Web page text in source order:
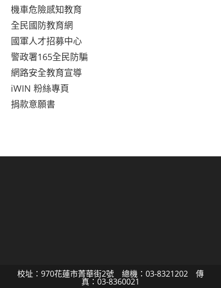
機車危險感知教育
全民國防教育網
國軍人才招募中心
警政署165全民防騙
網路安全教育宣導
iWIN 粉絲專頁
捐款意願書
校址：970花蓮市菁華街2號 總機：03-8321202 傳
真：03-8360021